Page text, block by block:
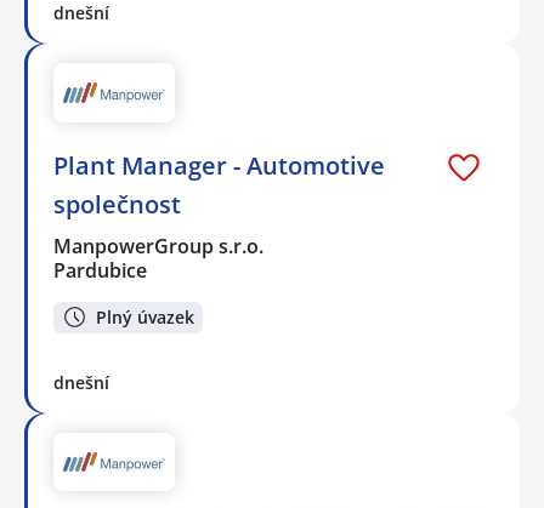
dnešní
Plant Manager - Automotive
společnost
ManpowerGroup s.r.o.
Pardubice
Plný úvazek
dnešní